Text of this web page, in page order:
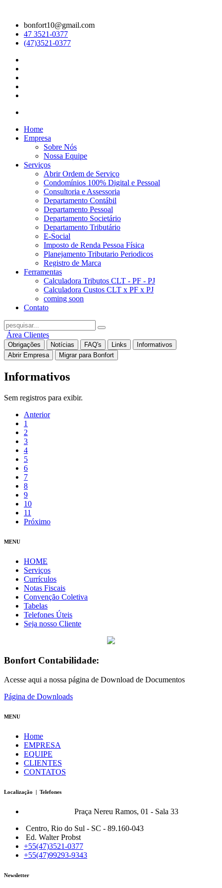
bonfort10@gmail.com
47 3521-0377
(47)3521-0377
Home
Empresa
Sobre Nós
Nossa Equipe
Serviços
Abrir Ordem de Serviço
Condomínios 100% Digital e Pessoal
Consultoria e Assessoria
Departamento Contábil
Departamento Pessoal
Departamento Societário
Departamento Tributário
E-Social
Imposto de Renda Pessoa Física
Planejamento Tributario Periodicos
Registro de Marca
Ferramentas
Calculadora Tributos CLT - PF - PJ
Calculadora Custos CLT x PF x PJ
coming soon
Contato
Área Clientes
Obrigações Notícias FAQ's Links
Informativos
Abrir Empresa
Migrar para Bonfort
Informativos
Sem registros para exibir.
Anterior
1
2
3
4
5
6
7
8
9
10
11
Próximo
MENU
HOME
Serviços
Currículos
Notas Fiscais
Convenção Coletiva
Tabelas
Telefones Úteis
Seja nosso Cliente
Bonfort Contabilidade:
Acesse aqui a nossa página de Download de Documentos
Página de Downloads
MENU
Home
EMPRESA
EQUIPE
CLIENTES
CONTATOS
Localização | Telefones
Praça Nereu Ramos, 01 - Sala 33
Centro, Rio do Sul - SC - 89.160-043
Ed. Walter Probst
+55(47)3521-0377
+55(47)99293-9343
Newsletter